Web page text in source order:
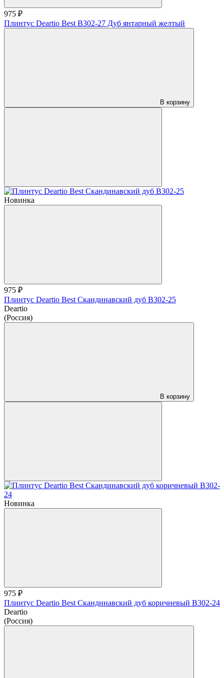
975 ₽
Плинтус Deartio Best В302-27 Дуб янтарный желтый
В корзину
Новинка
975 ₽
Плинтус Deartio Best Скандинавский дуб B302-25
Deartio
(Россия)
В корзину
Новинка
975 ₽
Плинтус Deartio Best Скандинавский дуб коричневый B302-24
Deartio
(Россия)